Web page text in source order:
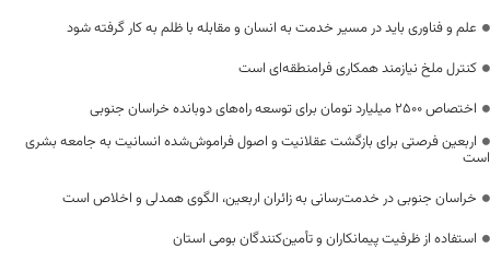
علم و فناوری باید در مسیر خدمت به انسان و مقابله با ظلم به کار گرفته شود
کنترل ملخ نیازمند همکاری فرامنطقه‌ای است
اختصاص 2500 میلیارد تومان برای توسعه راه‌های دوبانده خراسان جنوبی
اربعین فرصتی برای بازگشت عقلانیت و اصول فراموش‌شده انسانیت به جامعه بشری
است
خراسان جنوبی در خدمت‌رسانی به زائران اربعین، الگوی همدلی و اخلاص است
استفاده از ظرفیت پیمانکاران و تأمین‌کنندگان بومی استان